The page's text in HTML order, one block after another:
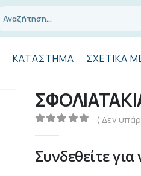
ΚΑΤΆΣΤΗΜΑ ΣΧΕΤΙΚΆ
( Δεν
Συνδεθείτε για